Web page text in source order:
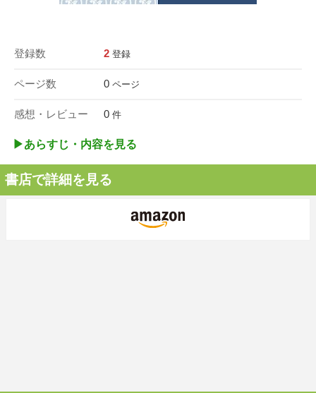
登録数 2 登録
ページ数 0 ページ
感想・レビュー 0 件
▶︎あらすじ・内容を見る
書店で詳細を見る